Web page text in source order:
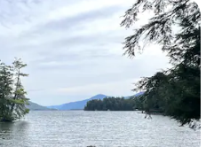
beğenilenler arasında